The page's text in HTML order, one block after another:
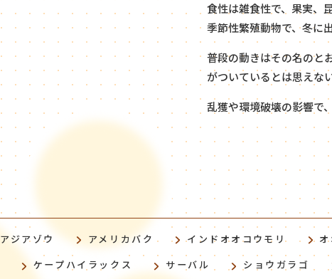
食性は雑食性で、果実、
季節性繁殖動物で、冬に
普段の動きはその名のと
がついているとは思えな
乱獲や環境破壊の影響で
アジアゾウ アメリカバク インドオオコウモリ
ケープハイラックス サーバル ショウガラゴ